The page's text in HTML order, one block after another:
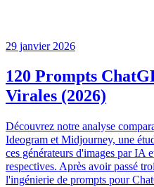
29 janvier 2026
120 Prompts
Virales (2026)
Découvrez notre analyse
Ideogram et Midjourney, une
ces générateurs d'images par IA
respectives. Après avoir passé
l'ingénierie de prompts pour